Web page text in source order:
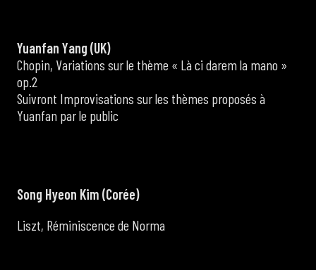
Yuanfan Yang (UK)
Chopin, Variations sur le thème « Là ci darem la mano »
op.2
Suivront Improvisations sur les thèmes proposés à
Yuanfan par le public
Song Hyeon Kim (Corée)
Liszt, Réminiscence de Norma